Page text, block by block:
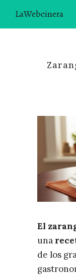
LaWebcinera
VIDEORECETAS
SOBRE MÍ
¿TE GUSTARÍA
ÚNETE A LA
El
una
de los